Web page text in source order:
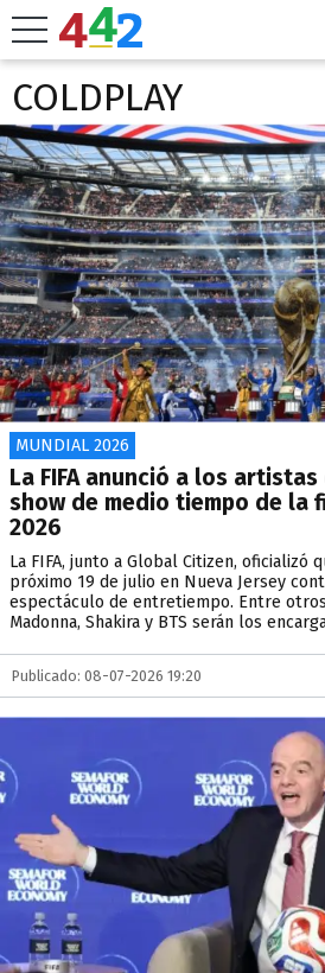
COLDPLAY
MUNDIAL 2026
La FIFA anunció a los
show de medio tiempo de la
2026
La FIFA, junto a Global Citizen, oficializó
próximo 19 de julio en Nueva Jersey
espectáculo de entretiempo. Entre
Madonna, Shakira y BTS serán los
Publicado: 08-07-2026 19:20